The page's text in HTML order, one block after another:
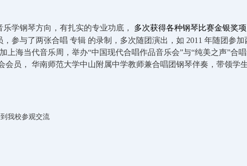
学钢琴方向，有扎实的专业功底， 多次获得各种钢琴比赛金银奖项
，参与了两张合唱 专辑 的录制，多次随团演出，如 2011 年随团参加
上海当代音乐周，举办“中国现代合唱作品音乐会”与“纯美之声”合
会员， 华南师范大学中山附属中学教师兼合唱团钢琴伴奏，带领学
我校参观交流